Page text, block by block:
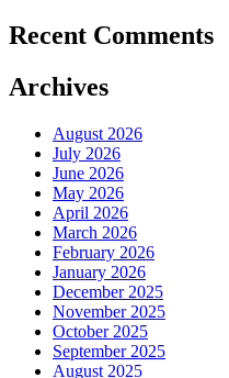
Recent Comments
Archives
August 2026
July 2026
June 2026
May 2026
April 2026
March 2026
February 2026
January 2026
December 2025
November 2025
October 2025
September 2025
August 2025